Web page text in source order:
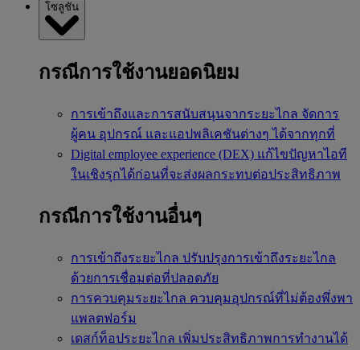
โซลูชัน
กรณีการใช้งานยอดนิยม
การเข้าถึงและการสนับสนุนจากระยะไกล จัดการ
ผู้คน อุปกรณ์ และแอปพลิเคชันต่างๆ ได้จากทุกที่
Digital employee experience (DEX) แก้ไขปัญหาไอที
ในเชิงรุกได้ก่อนที่จะส่งผลกระทบต่อประสิทธิภาพ
กรณีการใช้งานอื่นๆ
การเข้าถึงระยะไกล ปรับปรุงการเข้าถึงระยะไกล
ด้วยการเชื่อมต่อที่ปลอดภัย
การควบคุมระยะไกล ควบคุมอุปกรณ์ที่ไม่ต้องพึ่งพา
แพลตฟอร์ม
เดสก์ท็อประยะไกล เพิ่มประสิทธิภาพการทำงานได้